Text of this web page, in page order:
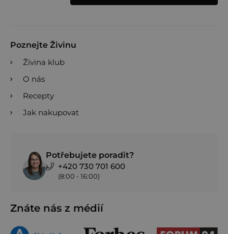
Poznejte Živinu
Živina klub
O nás
Recepty
Jak nakupovat
Potřebujete poradit?
+420 730 701 600
(8:00 - 16:00)
Znáte nás z médií